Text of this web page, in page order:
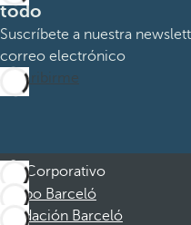
todo
Suscríbete a nuestra
correo electrónico
Suscribirme
Corporativo
Grupo Barceló
Fundación Barceló